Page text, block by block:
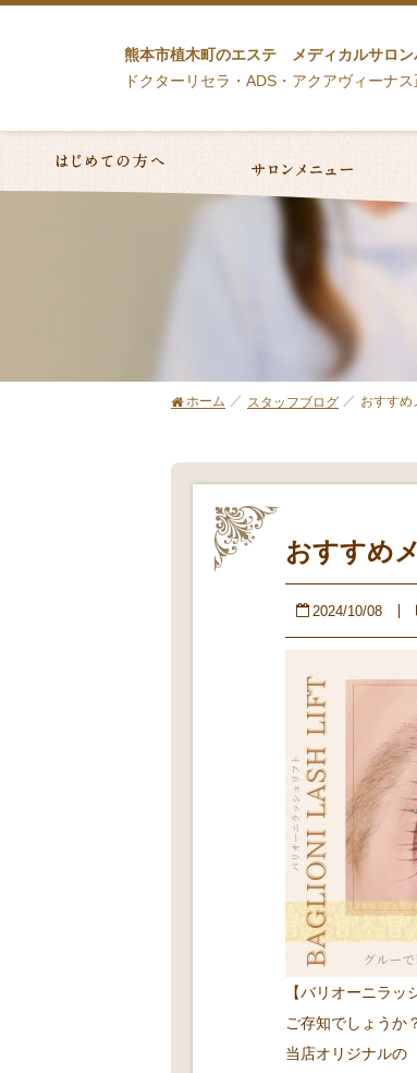
熊本市植木町のエステ メディカルサロン
ドクターリセラ・ADS・アクアヴィーナ
ホーム スタッフブログ おすすめ
おすすめ
2024/10/08
【バリオーニラッ
ご存知でしょうか
当店オリジナルの